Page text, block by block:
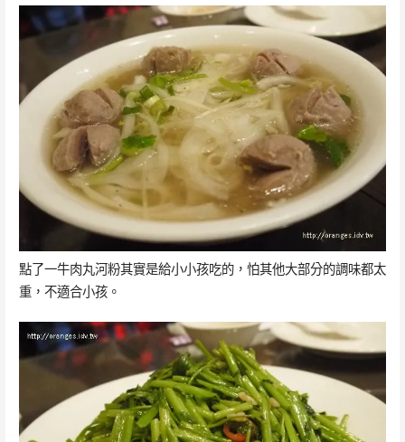
點了一牛肉丸河粉其實是給小小孩吃的，怕其他大部分的調味都太
重，不適合小孩。